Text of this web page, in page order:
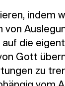
indem
die
Gott
zu